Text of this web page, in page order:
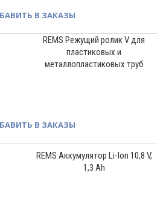
В ЗАКАЗЫ
REMS Режущий ролик V для
пластиковых и
металлопластиковых труб
В ЗАКАЗЫ
REMS Аккумулятор Li-Ion 10,8 V,
1,3 Ah